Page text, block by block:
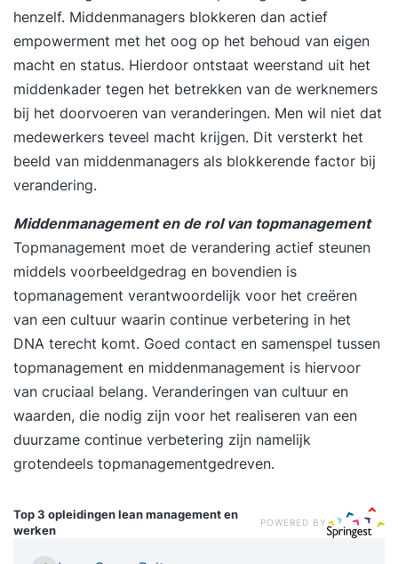
henzelf. Middenmanagers blokkeren dan actief
empowerment met het oog op het behoud van eigen
macht en status. Hierdoor ontstaat weerstand uit het
middenkader tegen het betrekken van de werknemers
bij het doorvoeren van veranderingen. Men wil niet dat
medewerkers teveel macht krijgen. Dit versterkt het
beeld van middenmanagers als blokkerende factor bij
verandering.
Middenmanagement en de rol van topmanagement
Topmanagement moet de verandering actief steunen
middels voorbeeldgedrag en bovendien is
topmanagement verantwoordelijk voor het creëren
van een cultuur waarin continue verbetering in het
DNA terecht komt. Goed contact en samenspel tussen
topmanagement en middenmanagement is hiervoor
van cruciaal belang. Veranderingen van cultuur en
waarden, die nodig zijn voor het realiseren van een
duurzame continue verbetering zijn namelijk
grotendeels topmanagementgedreven.
Top 3 opleidingenlean management en
werken
POWERED BY